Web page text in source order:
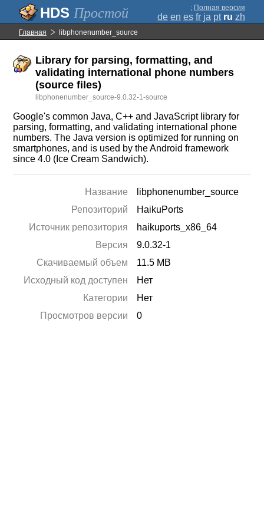
Простой ; Полная версия
de en es fr ja pt ru zh
Главная libphonenumber_source
Library for parsing, formatting, and
validating international phone numbers
(source files)
libphonenumber_source-9.0.32-1-source
Google's common Java, C++ and JavaScript library for
parsing, formatting, and validating international phone
numbers. The Java version is optimized for running on
smartphones, and is used by the Android framework
since 4.0 (Ice Cream Sandwich).
Название
libphonenumber_source
Репозиторий
HaikuPorts
Источник репозитория
haikuports_x86_64
Версия
9.0.32-1
Скачиваемый объем
11.5 MB
Исходный код доступен
Нет
Категории
Нет
Просмотров версии
0